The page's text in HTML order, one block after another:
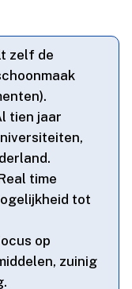
zelf de
tien jaar
time
tot
op
zuinig